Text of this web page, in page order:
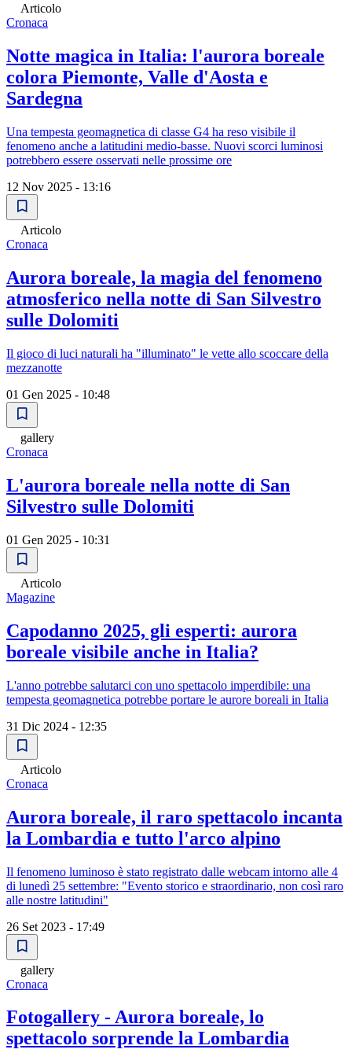
Articolo
Cronaca
Notte magica in Italia: l'aurora boreale
colora Piemonte, Valle d'Aosta e
Sardegna
Una tempesta geomagnetica di classe G4 ha reso visibile il
fenomeno anche a latitudini medio-basse. Nuovi scorci luminosi
potrebbero essere osservati nelle prossime ore
12 Nov 2025 - 13:16
Articolo
Cronaca
Aurora boreale, la magia del fenomeno
atmosferico nella notte di San Silvestro
sulle Dolomiti
Il gioco di luci naturali ha "illuminato" le vette allo scoccare della
mezzanotte
01 Gen 2025 - 10:48
gallery
Cronaca
L'aurora boreale nella notte di San
Silvestro sulle Dolomiti
01 Gen 2025 - 10:31
Articolo
Magazine
Capodanno 2025, gli esperti: aurora
boreale visibile anche in Italia?
L'anno potrebbe salutarci con uno spettacolo imperdibile: una
tempesta geomagnetica potrebbe portare le aurore boreali in Italia
31 Dic 2024 - 12:35
Articolo
Cronaca
Aurora boreale, il raro spettacolo incanta
la Lombardia e tutto l'arco alpino
Il fenomeno luminoso è stato registrato dalle webcam intorno alle 4
di lunedì 25 settembre: "Evento storico e straordinario, non così raro
alle nostre latitudini"
26 Set 2023 - 17:49
gallery
Cronaca
Fotogallery - Aurora boreale, lo
spettacolo sorprende la Lombardia